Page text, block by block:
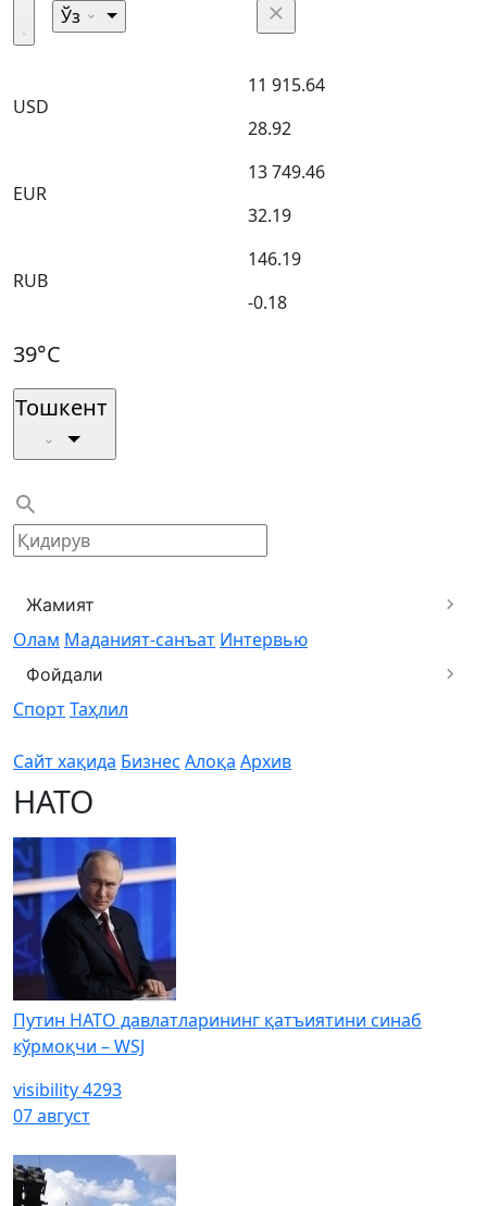
Ўз
USD
11 915.64
28.92
EUR
13 749.46
32.19
RUB
146.19
-0.18
39°C
Тошкент
Жамият
Олам Маданият-санъат Интервью
Фойдали
СпортТаҳлил
Сайт хақида Бизнес Алоқа Архив
НАТО
Путин НАТО давлатларининг қатъиятини синаб
кўрмоқчи – WSJ
visibility4293
07 август